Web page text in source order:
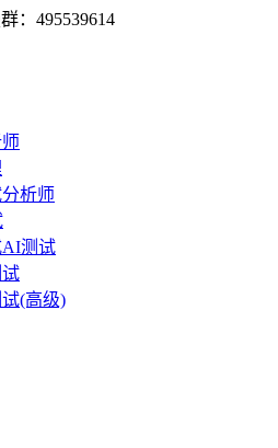
：495539614
析师
AI测试
(高级)